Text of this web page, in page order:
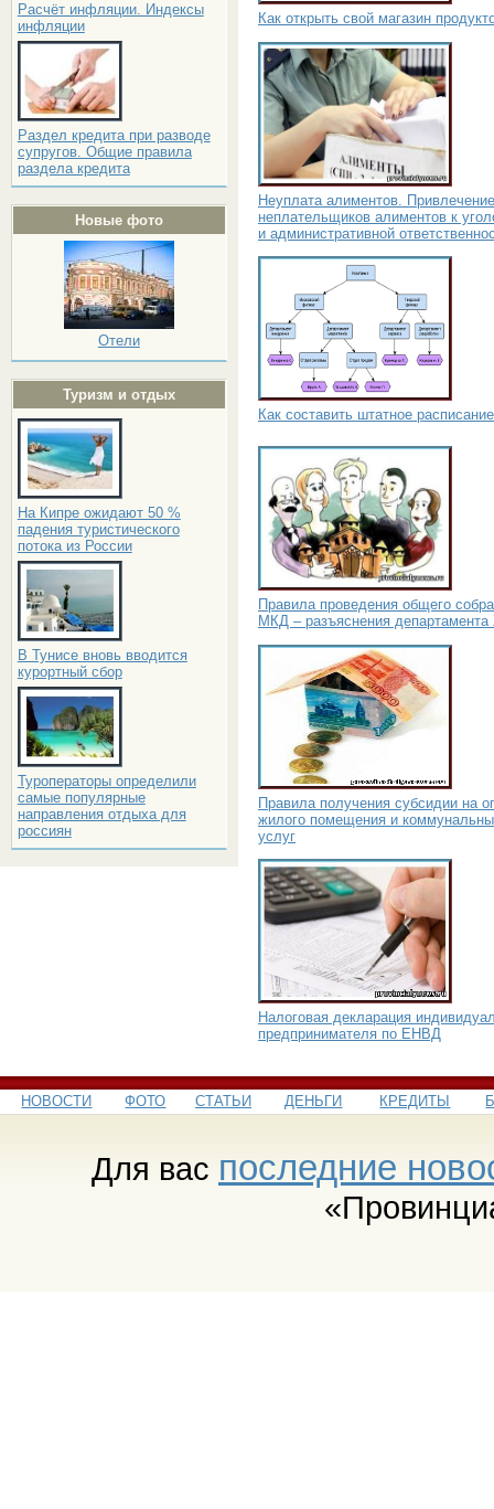
Расчёт инфляции. Индексы
инфляции
Раздел кредита при разводе
супругов. Общие правила
раздела кредита
Новые фото
Отели
Туризм и отдых
На Кипре ожидают 50 %
падения туристического
потока из России
В Тунисе вновь вводится
курортный сбор
Туроператоры определили
самые популярные
направления отдыха для
россиян
Как открыть свой магазин
Неуплата алиментов. Привлечение
неплательщиков алиментов к
и административной
Как составить штатное расписание
Правила проведения общего
МКД – разъяснения
Правила получения субсидии на
жилого помещения и
услуг
Налоговая декларация
предпринимателя по ЕНВД
НОВОСТИ ФОТО СТАТЬИ ДЕНЬГИ КРЕДИТЫ
Для вас последние